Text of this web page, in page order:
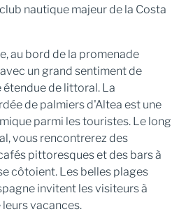
nautique majeur de la Costa
au bord de la promenade
un grand sentiment de
de littoral. La
de palmiers d'Altea est une
parmi les touristes. Le long
vous rencontrerez des
pittoresques et des bars à
côtoient. Les belles plages
invitent les visiteurs à
vacances.